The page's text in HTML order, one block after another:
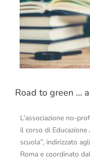
Road to green …
L’associazione no-
il corso di
scuola”, indirizzato
Roma e coordinato